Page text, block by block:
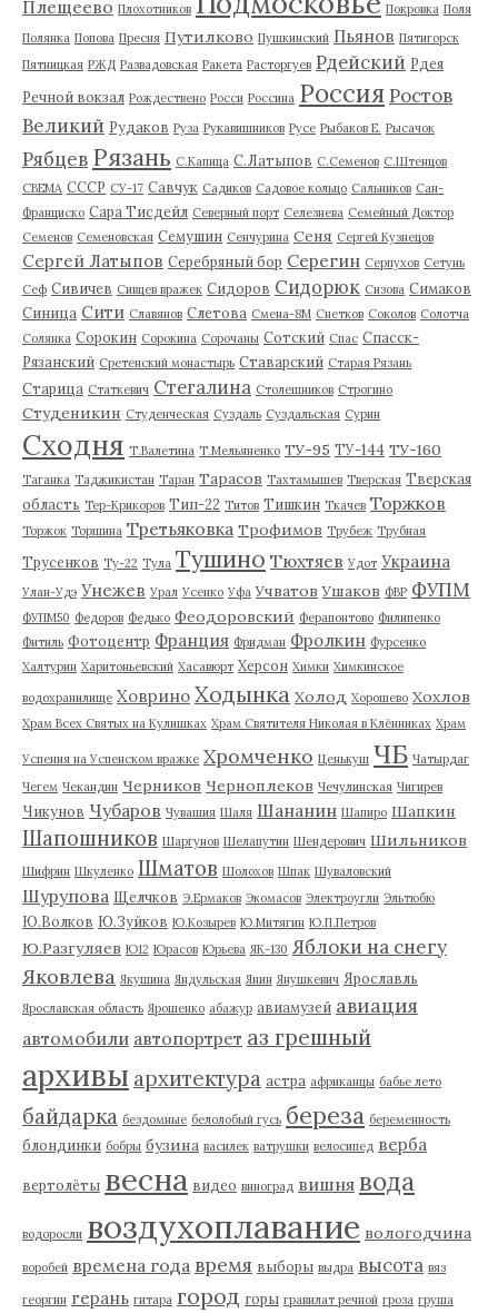
Плещеево Плохотников Покровка Поля
Полянка Попова Пресня Путилково Пушкинский Пьянов Пятигорск
Пятницкая РЖД Развадовская Ракета Расторгуев Рдейский Рдея
Речной вокзал Рождествено Росси Россина Россия Ростов
Великий Рудаков Руза Рукавишников Русе Рыбаков Е. Рысачок
Рябцев Рязань С.Капица С.Латыпов С.Семенов С.Штенцов
СВЕМА СССР СУ-17 Савчук Садиков Садовое кольцо Сальников Сан-
Франциско Сара Тисдейл Северный порт Селезнева Семейный Доктор
Семенов Семеновская Семушин Сенчурина Сеня Сергей Кузнецов
Сергей Латыпов Серебряный бор Серегин Серпухов Сетунь
Сеф Сивичев Сивцев вражек Сидоров Сидорюк Сизова Симаков
Синица Сити Славянов Слетова Смена-8М Снетков Соколов Солотча
Солянка Сорокин Сорокина Сорочаны Сотский Спас Спасск-
Рязанский Сретенский монастырь Ставарский Старая Рязань
Старица Статкевич Стегалина Столешников Строгино
Студеникин Студенческая Суздаль Суздальская Сурин
Сходня Т.Валетина Т.Мельяненко ТУ-95 ТУ-144 ТУ-160
Таганка Таджикистан Таран Тарасов Тахтамышев Тверская Тверская
область Тер-Крикоров Тип-22 Титов Тишкин Ткачев Торжков
Торжок Торшина Третьяковка Трофимов Трубеж Трубная
Трусенков Ту-22 Тула Тушино Тюхтяев Удот Украина
Улан-Удэ Унежев Урал Усенко Уфа Учватов Ушаков ФВР ФУПМ
ФУПМ50 Федоров Федько Феодоровский Ферапонтово Филипенко
Фитиль Фотоцентр Франция Фридман Фролкин Фурсенко
Халтурин Харитоньевский Хасавюрт Херсон Химки Химкинское
водохранилище Ховрино Ходынка Холод Хорошево Хохлов
Храм Всех Святых на Кулишках Храм Святителя Николая в Клённиках Храм
Успения на Успенском вражке Хромченко Ценькуш ЧБ Чатырдаг
Чегем Чекандин Черников Черноплеков Чечулинская Чигирев
Чикунов Чубаров Чувашия Шаля Шананин Шапиро Шапкин
Шапошников Шаргунов Шелапутин Шендерович Шильников
Шифрин Шкуленко Шматов Шолохов Шпак Шуваловский
Шурупова Щелчков Э.Ермаков Экомасов Электроугли Эльтюбю
Ю.Волков Ю.Зуйков Ю.Козырев Ю.Митягин Ю.П.Петров
Ю.Разгуляев Ю12 Юрасов Юрьева ЯК-130 Яблоки на снегу
Яковлева Якушина Яндульская Янин Янушкевич Ярославль
Ярославская область Ярошенко абажур авиамузей авиация
автомобили автопортрет аз грешный
архивы архитектура астра африканцы бабье лето
байдарка бездомные белолобый гусь береза беременность
блондинки бобры бузина василек ватрушки велосипед верба
вертолёты весна видео виноград вишня вода
водоросли воздухоплавание вологодчина
воробей времена года время выборы выдра высота вяз
георгин герань гитара город горы гравилат речной гроза груша